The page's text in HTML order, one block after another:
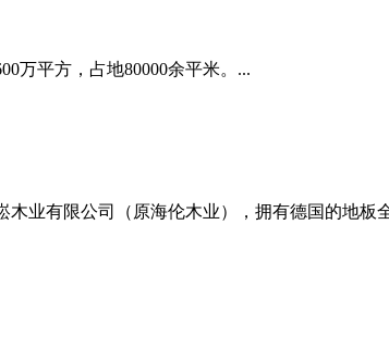
万平方，占地80000余平米。...
木业有限公司（原海伦木业），拥有德国的地板